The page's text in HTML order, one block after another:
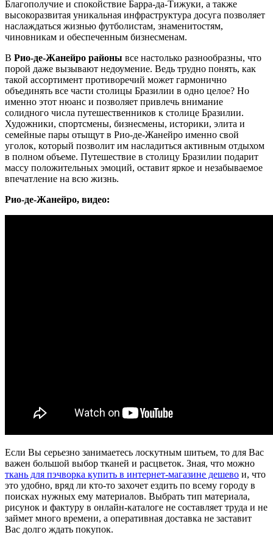
Благополучие и спокойствие Барра-да-Тижуки, а также
высокоразвитая уникальная инфраструктура досуга позволяет
наслаждаться жизнью футболистам, знаменитостям,
чиновникам и обеспеченным бизнесменам.
В Рио-де-Жанейро районы все настолько разнообразны, что
порой даже вызывают недоумение. Ведь трудно понять, как
такой ассортимент противоречий может гармонично
объединять все части столицы Бразилии в одно целое? Но
именно этот нюанс и позволяет привлечь внимание
солидного числа путешественников к столице Бразилии.
Художники, спортсмены, бизнесмены, историки, элита и
семейные пары отыщут в Рио-де-Жанейро именно свой
уголок, который позволит им насладиться активным отдыхом
в полном объеме. Путешествие в столицу Бразилии подарит
массу положительных эмоций, оставит яркое и незабываемое
впечатление на всю жизнь.
Рио-де-Жанейро, видео:
Если Вы серьезно занимаетесь лоскутным шитьем, то для Вас
важен большой выбор тканей и расцветок. Зная, что можно
ткань для пэчворка купить в интернет-магазине дешево и, что
это удобно, вряд ли кто-то захочет ездить по всему городу в
поисках нужных ему материалов. Выбрать тип материала,
рисунок и фактуру в онлайн-каталоге не составляет труда и не
займет много времени, а оперативная доставка не заставит
Вас долго ждать покупок.